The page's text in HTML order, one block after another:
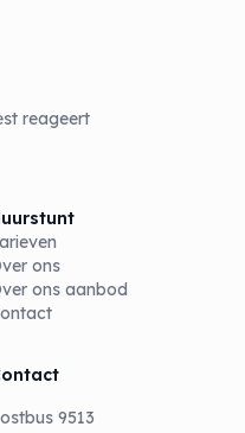
reageert
ons
ons aanbod
9513